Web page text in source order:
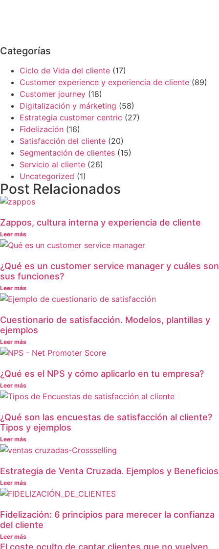
Categorías
Ciclo de Vida del cliente (17)
Customer experience y experiencia de cliente (89)
Customer journey (18)
Digitalización y márketing (58)
Estrategia customer centric (27)
Fidelización (16)
Satisfacción del cliente (20)
Segmentación de clientes (15)
Servicio al cliente (26)
Uncategorized (1)
Post Relacionados
Zappos, cultura interna y experiencia de cliente
Leer más
¿Qué es un customer service manager y cuáles son
sus funciones?
Leer más
Cuestionario de satisfacción. Modelos, plantillas y
ejemplos
Leer más
¿Qué es el NPS y cómo aplicarlo en tu empresa?
Leer más
¿Qué son las encuestas de satisfacción al cliente?
Tipos y ejemplos
Leer más
Estrategia de Venta Cruzada. Ejemplos y Beneficios
Leer más
Fidelización: 6 principios para merecer la confianza
del cliente
Leer más
El coste oculto de captar clientes que no vuelven